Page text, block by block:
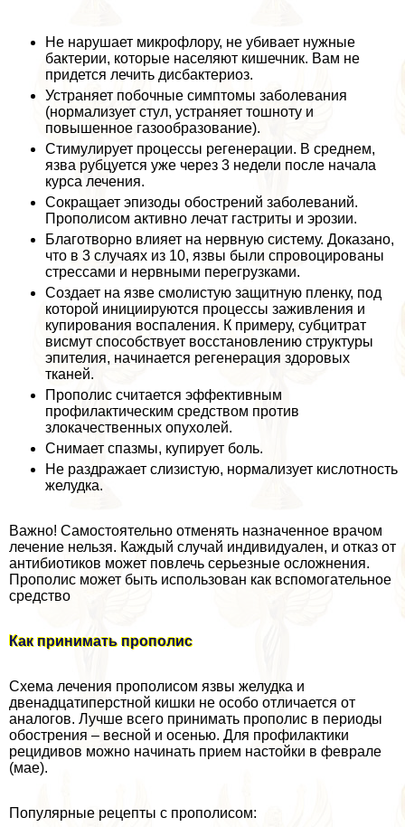
Не нарушает микрофлору, не убивает нужные
бактерии, которые населяют кишечник. Вам не
придется лечить дисбактериоз.
Устраняет побочные симптомы заболевания
(нормализует стул, устраняет тошноту и
повышенное газообразование).
Стимулирует процессы регенерации. В среднем,
язва рубцуется уже через 3 недели после начала
курса лечения.
Сокращает эпизоды обострений заболеваний.
Прополисом активно лечат гастриты и эрозии.
Благотворно влияет на нервную систему. Доказано,
что в 3 случаях из 10, язвы были спровоцированы
стрессами и нервными перегрузками.
Создает на язве смолистую защитную пленку, под
которой инициируются процессы заживления и
купирования воспаления. К примеру, субцитрат
висмут способствует восстановлению структуры
эпителия, начинается регенерация здоровых
тканей.
Прополис считается эффективным
профилактическим средством против
злокачественных опухолей.
Снимает спазмы, купирует боль.
Не раздражает слизистую, нормализует кислотность
желудка.
Важно! Самостоятельно отменять назначенное врачом
лечение нельзя. Каждый случай индивидуален, и отказ от
антибиотиков может повлечь серьезные осложнения.
Прополис может быть использован как вспомогательное
средство
Как принимать прополис
Схема лечения прополисом язвы желудка и
двенадцатиперстной кишки не особо отличается от
аналогов. Лучше всего принимать прополис в периоды
обострения – весной и осенью. Для профилактики
рецидивов можно начинать прием настойки в феврале
(мае).
Популярные рецепты с прополисом: